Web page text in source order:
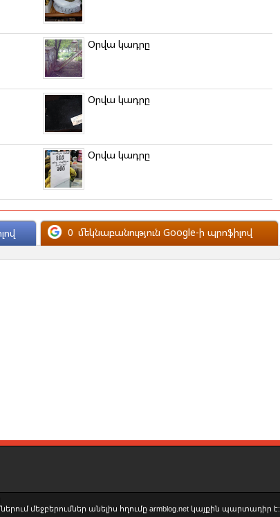
Օրվա կադրը
Օրվա կադրը
Օրվա կադրը
0 մեկնաբանություն Google-ի պրոֆիլով
մեջբերումներ անելիս հղումը armblog.net կայքին պարտադիր է: